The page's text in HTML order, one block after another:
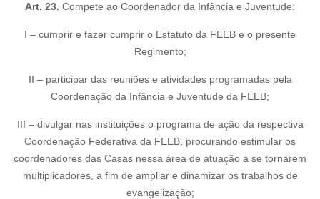
Art. 23. Compete ao Coordenador da Infância e Juventude:
I – cumprir e fazer cumprir o Estatuto da FEEB e o presente
Regimento;
II – participar das reuniões e atividades programadas pela
Coordenação da Infância e Juventude da FEEB;
III – divulgar nas instituições o programa de ação da respectiva
Coordenação Federativa da FEEB, procurando estimular os
coordenadores das Casas nessa área de atuação a se tornarem
multiplicadores, a fim de ampliar e dinamizar os trabalhos de
evangelização;